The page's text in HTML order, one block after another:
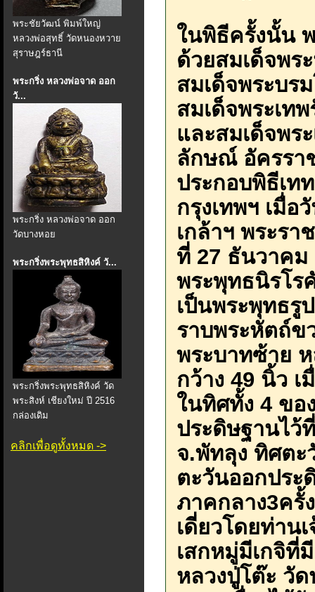
พระชัยวัฒน์ พิมพ์ใหญ่
หลวงพ่อสุทธิ์ วัดหนองหวาย
สุราษฎร์ธานี
พระกริ่ง หลวงพ่อจาด ออก
วั...
พระกริ่ง หลวงพ่อจาด ออก
วัดบางหอย
พระกริ่งพระพุทธสิหิงค์ วั...
พระกริ่งพระพุทธสิหิงค์ วัด
พระสิงห์ เชียงใหม่ ปี 2516
กล่องเดิม
คลิกเพื่อดูทั้งหมด ->
ในพิธีครั้งนั้น
ด้วยสมเด็จพร
สมเด็จพระบร
สมเด็จพระเท
และสมเด็จพร
ลักษณ์ อัครรา
ประกอบพิธีเท
กรุงเทพฯ เมื่
เกล้าฯ พระร
ที่ 27 ธันวาคม
พระพุทธนิรโ
เป็นพระพุทธรู
ราบพระหัตถ์ข
พระบาทซ้าย
กว้าง 49 นิ้ว เ
ในทิศทั้ง 4 ขอ
ประดิษฐานไว้
จ.พัทลุง ทิศตะ
ตะวันออกประ
ภาคกลาง3ครั้
เดี่ยวโดยท่าน
เสกหมู่มีเกจิที่
หลวงปู่โต๊ะ วั